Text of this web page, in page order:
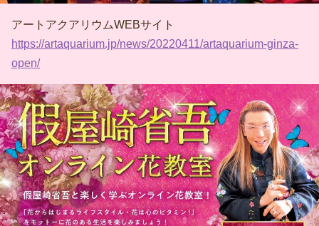
アートアクアリウムWEBサイト
https://artaquarium.jp/news/20220411/artaquarium-ginza-
open/